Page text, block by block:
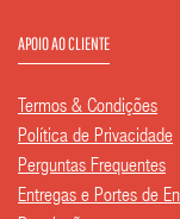
APOIO AO CLIENTE
Termos & Condições
Política de Privacidade
Perguntas Frequentes
Entregas e Portes de